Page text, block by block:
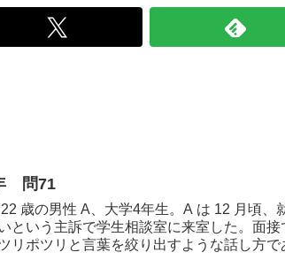
問71
歳の男性 A、大学4年生。A は 12 月頃、
という主訴で学生相談室に来室した。面
リポツリと言葉を絞り出すような話し方